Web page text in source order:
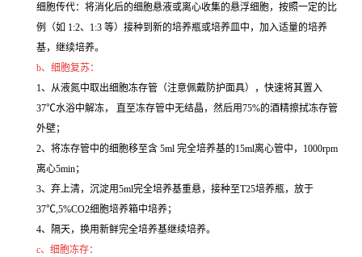
细胞传代：将消化后的细胞悬液或离心收集的悬浮细胞，按照一定的比
例（如 1:2、1:3 等）接种到新的培养瓶或培养皿中，加入适量的培养
基，继续培养。
b、细胞复苏：
1、从液氮中取出细胞冻存管（注意佩戴防护面具），快速将其置入
37℃水浴中解冻， 直至冻存管中无结晶，然后用75%的酒精擦拭冻存管
外壁；
2、将冻存管中的细胞移至含 5ml 完全培养基的15ml离心管中，1000rpm
离心5min；
3、弃上清，沉淀用5ml完全培养基重悬，接种至T25培养瓶，放于
37℃,5%CO2细胞培养箱中培养；
4、隔天，换用新鲜完全培养基继续培养。
c、细胞冻存：